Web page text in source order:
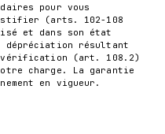
pour vous
(arts. 102-108
et dans son état
dépréciation résultant
vérification (art. 108.2)
charge. La garantie
en vigueur.